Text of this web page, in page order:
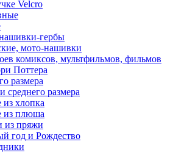
Velcro
гербы
мото-нашивки
комиксов, мультфильмов, фильмов
Поттера
размера
размера
хлопка
из плюша
из пряжи
год и Рождество